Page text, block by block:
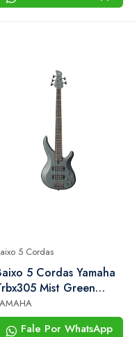
5 Cordas
5 Cordas Yamaha
Mist Green
Com Performance
Fale Por WhatsApp